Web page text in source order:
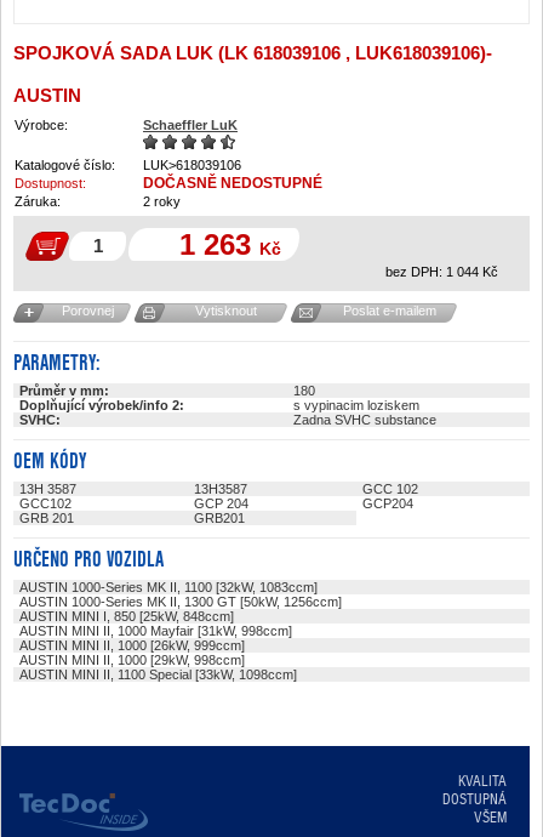
SPOJKOVÁ SADA LUK (LK 618039106 , LUK618039106)-
AUSTIN
Výrobce: Schaeffler LuK
Katalogové číslo:
LUK>618039106
Dostupnost:
DOČASNĚ NEDOSTUPNÉ
Záruka: 2 roky
1 263 Kč
bez DPH: 1 044 Kč
Porovnej Vytisknout Poslat e-mailem
PARAMETRY:
Průměr v mm:
180
Doplňující výrobek/info 2:
s vypinacim loziskem
SVHC:
Zadna SVHC substance
OEM KÓDY
13H 3587 13H3587
GCC 102
GCC102
GCP 204
GCP204
GRB 201
GRB201
URČENO PRO VOZIDLA
AUSTIN 1000-Series MK II, 1100 [32kW, 1083ccm]
AUSTIN 1000-Series MK II, 1300 GT [50kW, 1256ccm]
AUSTIN MINI I, 850 [25kW, 848ccm]
AUSTIN MINI II, 1000 Mayfair [31kW, 998ccm]
AUSTIN MINI II, 1000 [26kW, 999ccm]
AUSTIN MINI II, 1000 [29kW, 998ccm]
AUSTIN MINI II, 1100 Special [33kW, 1098ccm]
KVALITA
DOSTUPNÁ
VŠEM